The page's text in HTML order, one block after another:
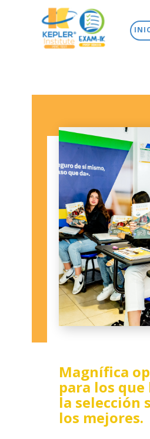
Magnífica
para los que
la selección
los mejores.